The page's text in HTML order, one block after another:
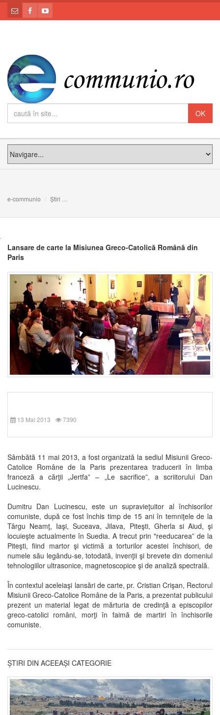
e-communio Știri
Lansare de carte la Misiunea Greco-Catolică Română din
Paris
13 Mai 2013 7390
Sâmbătă 11 mai 2013, a fost organizată la sediul Misiunii Greco-
Catolice Române de la Paris prezentarea traducerii în limba
franceză a cărţii „Jertfa” – „Le sacrifice”, a scriitorului Dan
Lucinescu.
Dumitru Dan Lucinescu, este un supravieţuitor al închisorilor
comuniste, după ce fost închis timp de 15 ani în temniţele de la
Târgu Neamţ, Iaşi, Suceava, Jilava, Piteşti, Gherla si Aiud, şi
locuieşte actualmente în Suedia. A trecut prin "reeducarea” de la
Piteşti, fiind martor şi victimă a torturilor acestei închisori, de
numele său legându-se, totodată, invenţii şi brevete din domeniul
tehnologiilor ultrasonice, magnetoscopice şi de analiză spectrală.
În contextul aceleiaşi lansări de carte, pr. Cristian Crişan, Rectorul
Misiunii Greco-Catolice Române de la Paris, a prezentat publicului
prezent un material legat de mărturia de credinţă a episcopilor
greco-catolici români, morţi în faimă de martiri în închisorile
comuniste.
ȘTIRI DIN ACEEAȘI CATEGORIE